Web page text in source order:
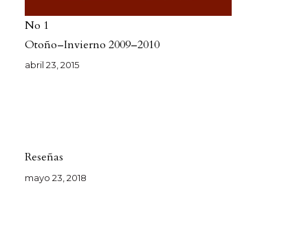
No 1
Otoño–Invierno 2009–2010
abril 23, 2015
Reseñas
mayo 23, 2018